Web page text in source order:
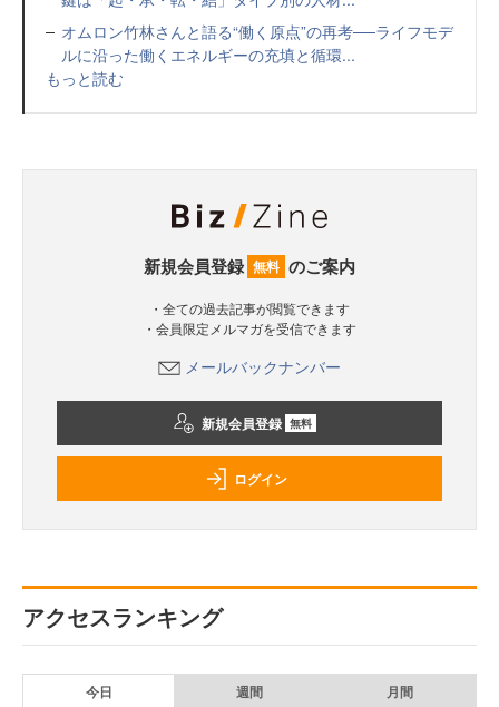
オムロン竹林さんと語る“働く原点”の再考──ライフモデ
ルに沿った働くエネルギーの充填と循環...
もっと読む
新規会員登録 無料 のご案内
・全ての過去記事が閲覧できます
・会員限定メルマガを受信できます
メールバックナンバー
新規会員登録 無料
ログイン
アクセスランキング
今日 週間 月間